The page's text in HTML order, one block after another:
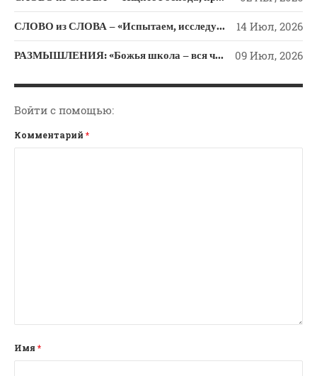
Пришествие ИХ"
Семинары Для Лидеров/
Служителей
Слово Из Слова
Служение
СЛОВО из СЛОВА – «Испытаем, исследуем пути свои и обратимся к Господу» 14 Июл, 2026
РАЗМЫШЛЕНИЯ: «Божья школа – вся человеческая жизнь» 09 Июл, 2026
Войти с помощью:
Комментарий *
Имя *